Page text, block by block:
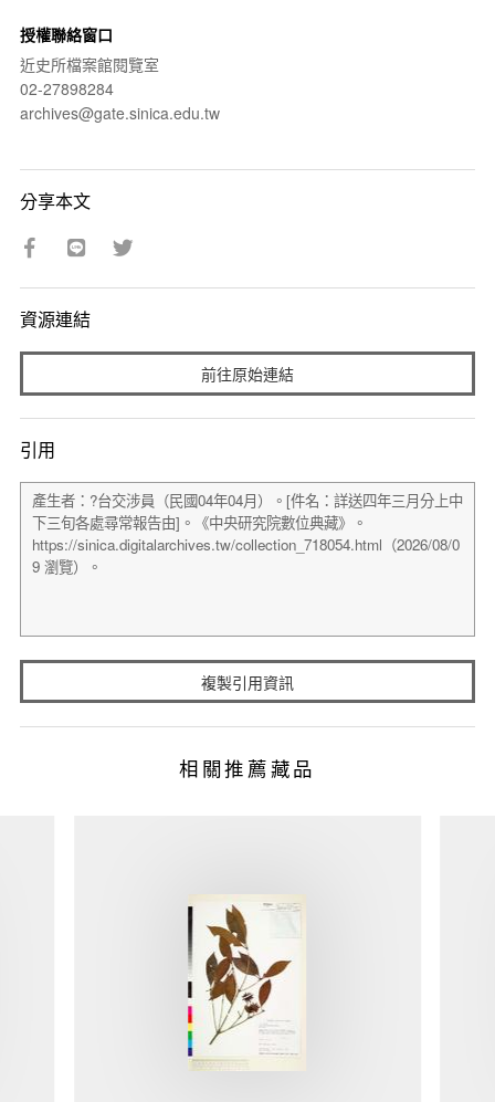
授權聯絡窗口
近史所檔案館閱覽室
02-27898284
archives@gate.sinica.edu.tw
分享本文
資源連結
前往原始連結
引用
複製引用資訊
相關推薦藏品